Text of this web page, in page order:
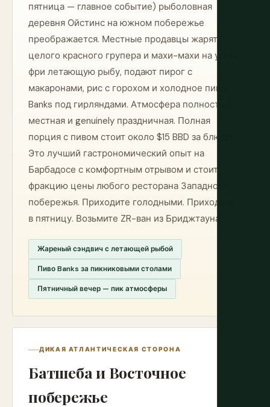
пятница — главное событие) рыболовная
деревня Ойстинс на южном побережье
преображается. Местные продавцы жарят
целого красного групера и махи-махи на углях,
фри летающую рыбу, подают пирог с
макаронами, рис с горохом и холодное пиво
Banks под гирляндами. Атмосфера полностью
местная и genuinely праздничная. Полная
порция с пивом стоит около $15 BBD за блюдо.
Это лучший гастрономический опыт на
Барбадосе с комфортным отрывом и стоит
фракцию цены любого ресторана Западного
побережья. Приходите голодными. Приходите
в пятницу. Возьмите ZR-ван из Бриджтауна.
Жареный сэндвич с летающей рыбой
Пиво Banks за пикниковыми столами
Пятничный вечер — пик атмосферы
ДИКАЯ АТЛАНТИЧЕСКАЯ СТОРОНА
Батшеба и Восточное
побережье